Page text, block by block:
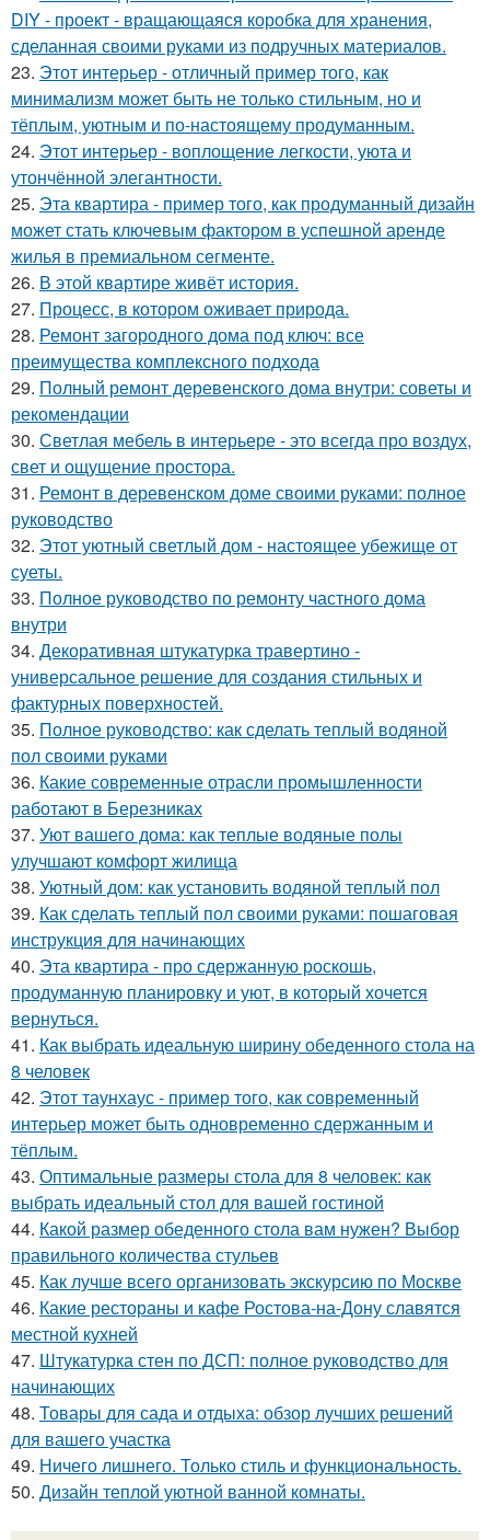
DIY - проект - вращающаяся коробка для хранения,
сделанная своими руками из подручных материалов.
23. Этот интерьер - отличный пример того, как
минимализм может быть не только стильным, но и
тёплым, уютным и по-настоящему продуманным.
24. Этот интерьер - воплощение легкости, уюта и
утончённой элегантности.
25. Эта квартира - пример того, как продуманный дизайн
может стать ключевым фактором в успешной аренде
жилья в премиальном сегменте.
26. В этой квартире живёт история.
27. Процесс, в котором оживает природа.
28. Ремонт загородного дома под ключ: все
преимущества комплексного подхода
29. Полный ремонт деревенского дома внутри: советы и
рекомендации
30. Светлая мебель в интерьере - это всегда про воздух,
свет и ощущение простора.
31. Ремонт в деревенском доме своими руками: полное
руководство
32. Этот уютный светлый дом - настоящее убежище от
суеты.
33. Полное руководство по ремонту частного дома
внутри
34. Декоративная штукатурка травертино -
универсальное решение для создания стильных и
фактурных поверхностей.
35. Полное руководство: как сделать теплый водяной
пол своими руками
36. Какие современные отрасли промышленности
работают в Березниках
37. Уют вашего дома: как теплые водяные полы
улучшают комфорт жилища
38. Уютный дом: как установить водяной теплый пол
39. Как сделать теплый пол своими руками: пошаговая
инструкция для начинающих
40. Эта квартира - про сдержанную роскошь,
продуманную планировку и уют, в который хочется
вернуться.
41. Как выбрать идеальную ширину обеденного стола на
8 человек
42. Этот таунхаус - пример того, как современный
интерьер может быть одновременно сдержанным и
тёплым.
43. Оптимальные размеры стола для 8 человек: как
выбрать идеальный стол для вашей гостиной
44. Какой размер обеденного стола вам нужен? Выбор
правильного количества стульев
45. Как лучше всего организовать экскурсию по Москве
46. Какие рестораны и кафе Ростова-на-Дону славятся
местной кухней
47. Штукатурка стен по ДСП: полное руководство для
начинающих
48. Товары для сада и отдыха: обзор лучших решений
для вашего участка
49. Ничего лишнего. Только стиль и функциональность.
50. Дизайн теплой уютной ванной комнаты.